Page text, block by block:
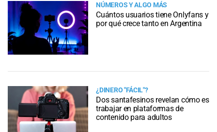
NÚMEROS Y ALGO MÁS
Cuántos usuarios tiene Onlyfans y
por qué crece tanto en Argentina
¿DINERO "FÁCIL"?
Dos santafesinos revelan cómo es
trabajar en plataformas de
contenido para adultos